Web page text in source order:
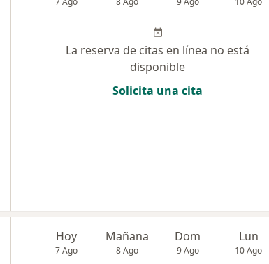
La reserva de citas en línea no está
disponible
Solicita una cita
Hoy
7 Ago
Mañana
8 Ago
Dom
9 Ago
Lun
10 Ago